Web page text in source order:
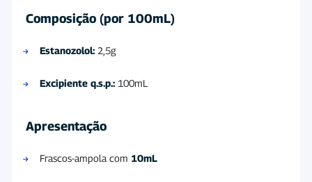
Composição (por 100mL)
Estanozolol: 2,5g
Excipiente q.s.p.: 100mL
Apresentação
Frascos-ampola com 10mL